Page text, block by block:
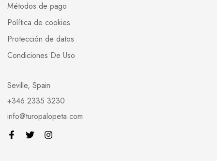
Métodos de pago
Política de cookies
Protección de datos
Condiciones De Uso
Seville, Spain
+346 2335 3230
info@turopalopeta.com